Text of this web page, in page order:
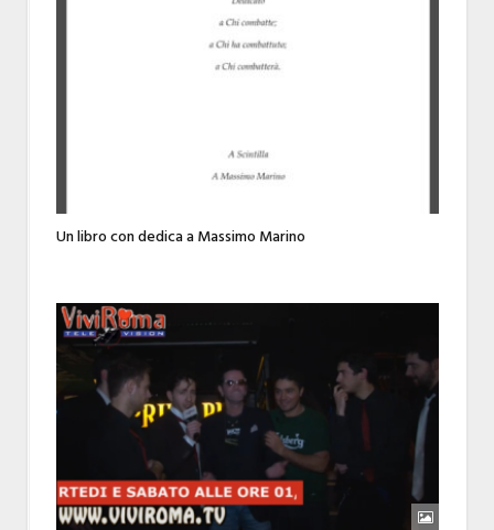
Un libro con dedica a Massimo Marino